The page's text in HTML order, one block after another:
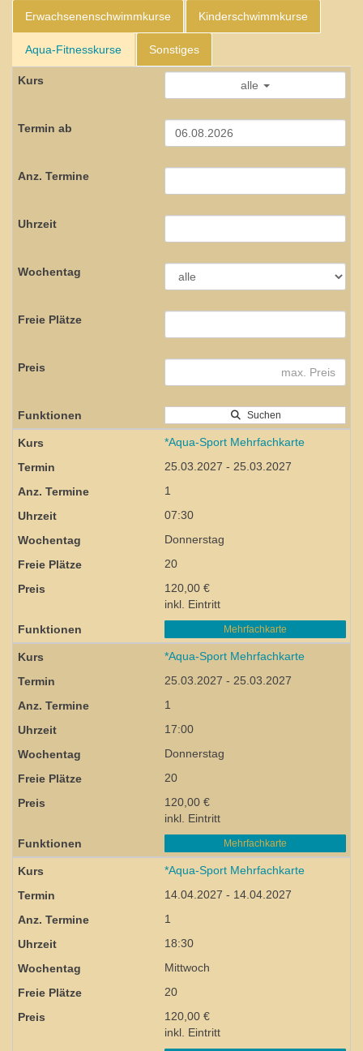
Erwachsenenschwimmkurse Kinderschwimmkurse
Aqua-Fitnesskurse Sonstiges
alle
Suchen
*Aqua-Sport Mehrfachkarte
25.03.2027 - 25.03.2027
1
07:30
Donnerstag
20
120,00 €
inkl. Eintritt
Mehrfachkarte
*Aqua-Sport Mehrfachkarte
25.03.2027 - 25.03.2027
1
17:00
Donnerstag
20
120,00 €
inkl. Eintritt
Mehrfachkarte
*Aqua-Sport Mehrfachkarte
14.04.2027 - 14.04.2027
1
18:30
Mittwoch
20
120,00 €
inkl. Eintritt